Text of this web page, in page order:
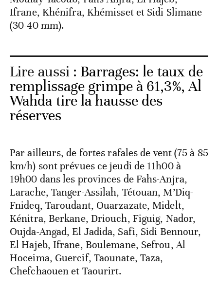
Ifrane, Khénifra, Khémisset et Sidi Slimane
(30-40 mm).
Lire aussi : Barrages: le taux de
remplissage grimpe à 61,3%, Al
Wahda tire la hausse des
réserves
Par ailleurs, de fortes rafales de vent (75 à 85
km/h) sont prévues ce jeudi de 11h00 à
19h00 dans les provinces de Fahs-Anjra,
Larache, Tanger-Assilah, Tétouan, M’Diq-
Fnideq, Taroudant, Ouarzazate, Midelt,
Kénitra, Berkane, Driouch, Figuig, Nador,
Oujda-Angad, El Jadida, Safi, Sidi Bennour,
El Hajeb, Ifrane, Boulemane, Sefrou, Al
Hoceima, Guercif, Taounate, Taza,
Chefchaouen et Taourirt.